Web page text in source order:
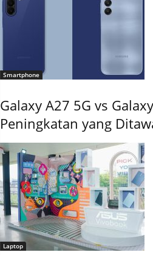
Smartphone
Galaxy A27 5G vs
Peningkatan yang
Laptop